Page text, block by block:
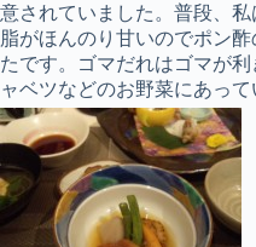
意されていました。普段、
脂がほんのり甘いのでポン
たです。ゴマだれはゴマが
ャベツなどのお野菜にあって